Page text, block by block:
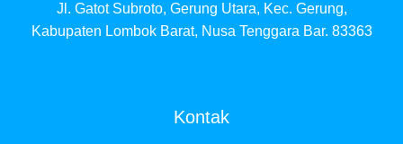
Jl. Gatot Subroto, Gerung Utara, Kec. Gerung,
Kabupaten Lombok Barat, Nusa Tenggara Bar. 83363
Kontak